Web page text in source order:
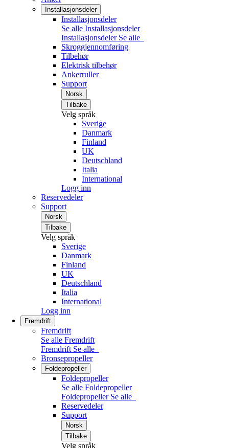
Installasjonsdeler
Installasjonsdeler
Se alle Installasjonsdeler
Installasjonsdeler Se alle
Skroggjennomføring
Tilbehør
Elektrisk tilbehør
Ankerruller
Support
Norsk
Tilbake
Velg språk
Sverige
Danmark
Finland
UK
Deutschland
Italia
International
Logg inn
Reservedeler
Support
Norsk
Tilbake
Velg språk
Sverige
Danmark
Finland
UK
Deutschland
Italia
International
Logg inn
Fremdrift
Fremdrift
Se alle Fremdrift
Fremdrift Se alle
Bronsepropeller
Foldepropeller
Foldepropeller
Se alle Foldepropeller
Foldepropeller Se alle
Reservedeler
Support
Norsk
Tilbake
Velg språk